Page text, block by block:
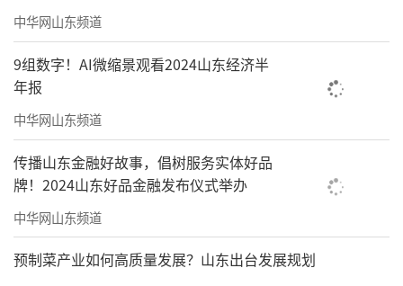
穿透重重雪山照亮了藏族同胞的健康之路
在这里，他由衷地想
对海尔生物医疗团队说一声
“ཐུགས་རྗེ་ཆེ།”
中华网山东频道
9组数字！AI微缩景观看2024山东经济半
年报
中华网山东频道
传播山东金融好故事，倡树服务实体好品
牌！2024山东好品金融发布仪式举办
中华网山东频道
预制菜产业如何高质量发展？山东出台发展规划